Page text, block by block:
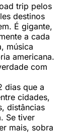
trip pelos
destinos
É gigante,
a cada
música
americana.
com
dias que a
cidades,
distâncias
Se tiver
mais, sobra